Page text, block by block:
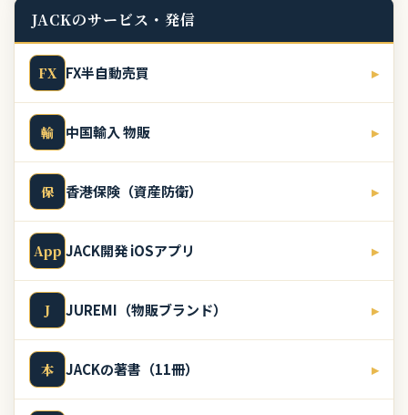
JACKのサービス・発信
FX FX半自動売買 ▸
輸 中国輸入 物販 ▸
保 香港保険（資産防衛） ▸
App JACK開発 iOSアプリ ▸
J JUREMI（物販ブランド） ▸
本 JACKの著書（11冊） ▸